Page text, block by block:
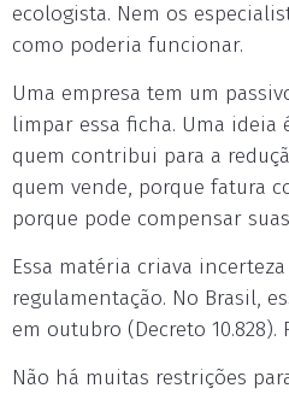
ecologista. Nem os
como poderia funcionar.
Uma empresa tem um
limpar essa ficha. Uma ideia
quem contribui para a
quem vende, porque fatura
porque pode compensar
Essa matéria criava
regulamentação. No Brasil,
em outubro (Decreto
Não há muitas restrições